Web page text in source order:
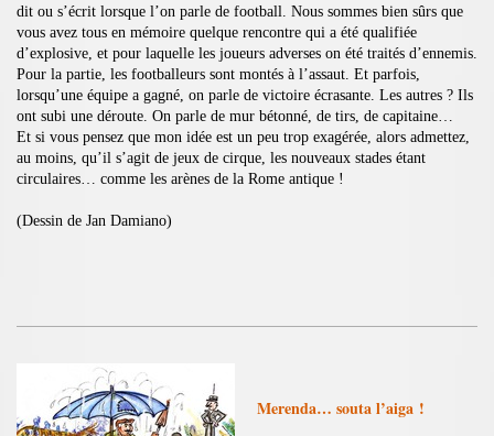
dit ou s’écrit lorsque l’on parle de football. Nous sommes bien sûrs que
vous avez tous en mémoire quelque rencontre qui a été qualifiée
d’explosive, et pour laquelle les joueurs adverses on été traités d’ennemis.
Pour la partie, les footballeurs sont montés à l’assaut. Et parfois,
lorsqu’une équipe a gagné, on parle de victoire écrasante. Les autres ? Ils
ont subi une déroute. On parle de mur bétonné, de tirs, de capitaine…
Et si vous pensez que mon idée est un peu trop exagérée, alors admettez,
au moins, qu’il s’agit de jeux de cirque, les nouveaux stades étant
circulaires… comme les arènes de la Rome antique !
(Dessin de Jan Damiano)
Merenda… souta l’aiga !